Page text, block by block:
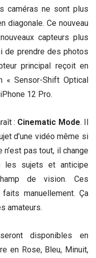
caméras ne sont plus
diagonale. Ce nouveau
capteurs plus
de prendre des photos
principal reçoit en
« Sensor-Shift Optical
12 Pro.
: Cinematic Mode. Il
d’une vidéo même si
pas tout, il change
les sujets et anticipe
de vision. Ces
manuellement. Ça
amateurs.
disponibles en
en Rose, Bleu, Minuit,